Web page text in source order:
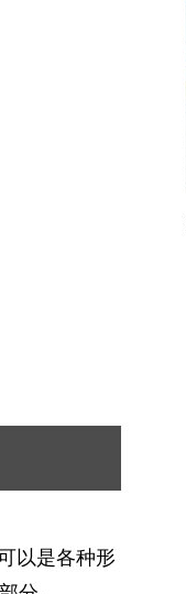
以是各种形